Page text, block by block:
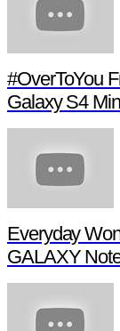
#OverToYou
Galaxy S4
Everyday
GALAXY